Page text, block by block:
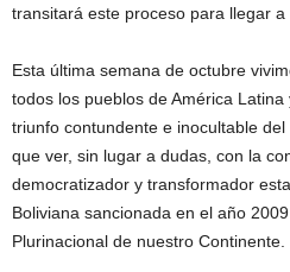
transitará este proceso para llegar a
Esta última semana de octubre
todos los pueblos de América
triunfo contundente e inocultable
que ver, sin lugar a dudas, con la
democratizador y transformador
Boliviana sancionada en el año
Plurinacional de nuestro Continente.